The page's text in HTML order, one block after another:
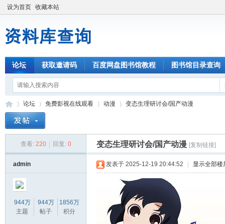
设为首页 收藏本站
论坛 获取邀请码 百度网盘图书馆教程 图书馆目录查询
论坛
›
免费影视在线观看 动漫
›
变态生理研讨会/国产动漫
查看: 220 回复: 0 变态生理研讨会/国产动漫 [复制链接]
admin
944万
主题
944万
帖子
1856万
积分
发表于 2025-12-19 20:44:52 显示全部楼